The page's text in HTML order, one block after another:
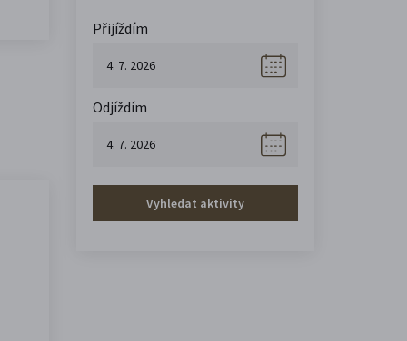
Přijíždím
Odjíždím
Vyhledat aktivity